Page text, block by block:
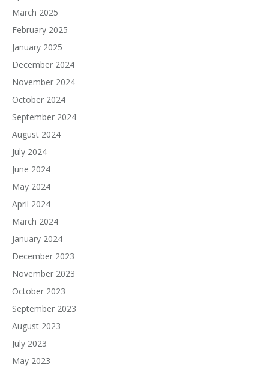
March 2025
February 2025
January 2025
December 2024
November 2024
October 2024
September 2024
August 2024
July 2024
June 2024
May 2024
April 2024
March 2024
January 2024
December 2023
November 2023
October 2023
September 2023
August 2023
July 2023
May 2023